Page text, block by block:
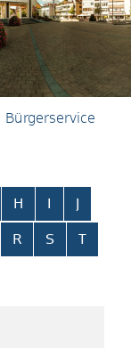
Bürgerservice
H
R S T